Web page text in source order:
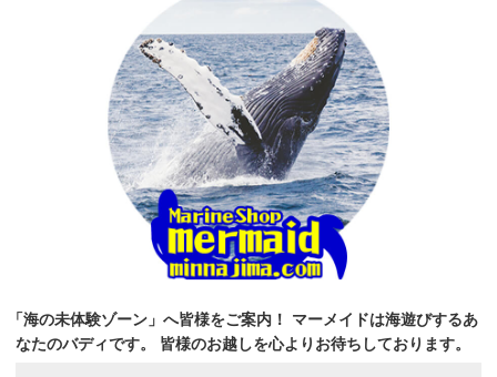
「海の未体験ゾーン」へ皆様をご案内！
マーメイドは海遊びするあ
なたのバディです。
皆様のお越しを心よりお待ちしております。